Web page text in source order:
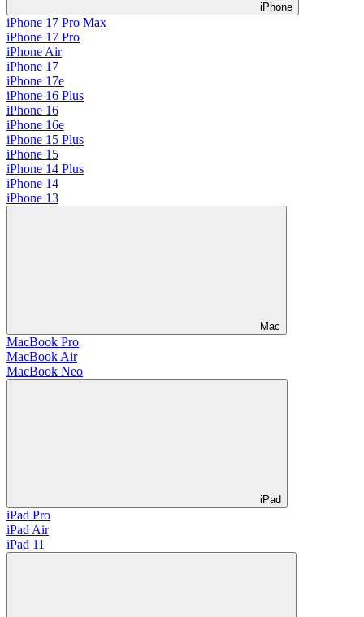
iPhone
iPhone 17 Pro Max
iPhone 17 Pro
iPhone Air
iPhone 17
iPhone 17e
iPhone 16 Plus
iPhone 16
iPhone 16e
iPhone 15 Plus
iPhone 15
iPhone 14 Plus
iPhone 14
iPhone 13
Mac
MacBook Pro
MacBook Air
MacBook Neo
iPad
iPad Pro
iPad Air
iPad 11